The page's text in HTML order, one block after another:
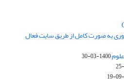
به صورت کامل از طریق سایت فعال
1400-03-30